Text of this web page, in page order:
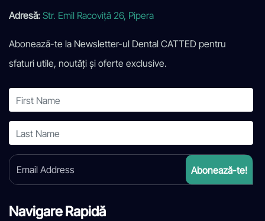
Adresă:Str. Emil Racoviță 26, Pipera
Abonează-te la Newsletter-ul Dental CATTED pentru
sfaturi utile, noutăți și oferte exclusive.
Navigare Rapidă